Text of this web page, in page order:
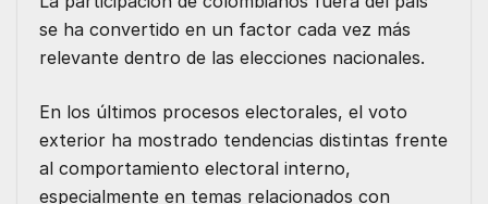
se ha convertido en un factor cada vez más
relevante dentro de las elecciones nacionales.
En los últimos procesos electorales, el voto
exterior ha mostrado tendencias distintas frente
al comportamiento electoral interno,
especialmente en temas relacionados con